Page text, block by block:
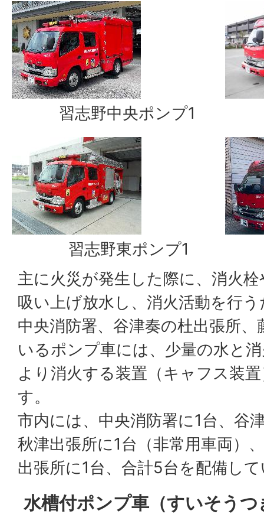
習志野中央ポンプ1
習志野東ポンプ1
主に火災が発生した際に、消火
吸い上げ放水し、消火活動を行
中央消防署、谷津奏の杜出張所
いるポンプ車には、少量の水と
より消火する装置（キャフス装
す。
市内には、中央消防署に1台、谷
秋津出張所に1台（非常用車両）
出張所に1台、合計5台を配備し
水槽付ポンプ車（すいそう